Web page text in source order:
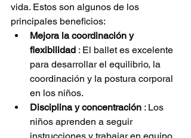
vida. Estos son algunos de los
principales beneficios:
Mejora la coordinación y
flexibilidad : El ballet es excelente
para desarrollar el equilibrio, la
coordinación y la postura corporal
en los niños.
Disciplina y concentración : Los
niños aprenden a seguir